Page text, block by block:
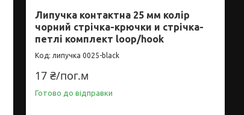
Липучка контактна 25 мм колір
чорний стрічка-крючки и стрічка-
петлі комплект loop/hook
липучка 0025-black
17 ₴/пог.м
Готово до відправки